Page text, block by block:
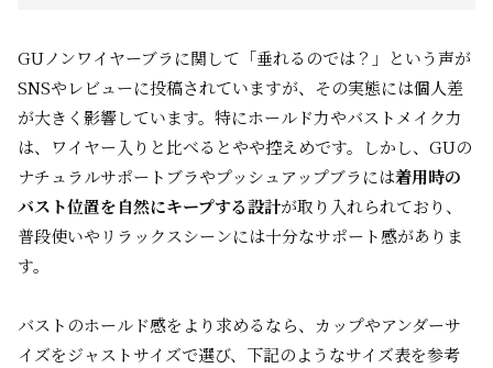
GUノンワイヤーブラに関して「垂れるのでは？」という声が
SNSやレビューに投稿されていますが、その実態には個人差
が大きく影響しています。特にホールド力やバストメイク力
は、ワイヤー入りと比べるとやや控えめです。しかし、GUの
ナチュラルサポートブラやプッシュアップブラには着用時の
バスト位置を自然にキープする設計が取り入れられており、
普段使いやリラックスシーンには十分なサポート感がありま
す。
バストのホールド感をより求めるなら、カップやアンダーサ
イズをジャストサイズで選び、下記のようなサイズ表を参考